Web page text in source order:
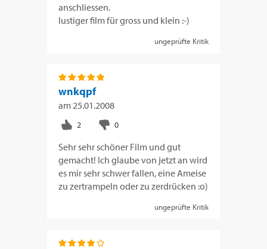
anschliessen.
lustiger film für gross und klein :-)
ungeprüfte Kritik
wnkqpf
am 25.01.2008
Sehr sehr schöner Film und gut
gemacht! Ich glaube von jetzt an wird
es mir sehr schwer fallen, eine Ameise
zu zertrampeln oder zu zerdrücken :o)
ungeprüfte Kritik